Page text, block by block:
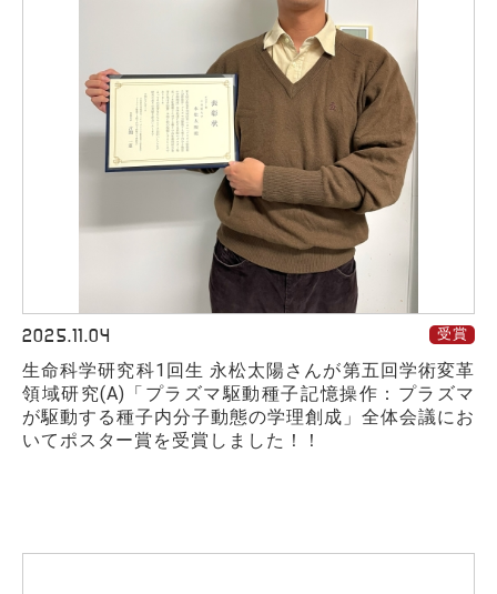
2025.11.04 受賞
生命科学研究科1回生 永松太陽さんが第五回学術変革
領域研究(A)「プラズマ駆動種子記憶操作：プラズマ
が駆動する種子内分子動態の学理創成」全体会議にお
いてポスター賞を受賞しました！！